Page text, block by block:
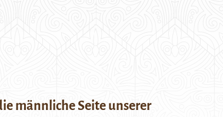
männliche Seite unserer